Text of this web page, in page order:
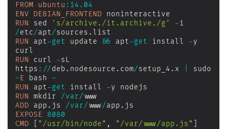
FROM ubuntu : 14.04
ENV
DEBIAN_FRONTEND
RUN sed 's/archive./it.archive./g' -
/etc/apt/sources .
RUN apt-get update && apt-get install -y
RUN curl -sL
https : //deb . nodesource . com/setup_4 . x
- E bash -
RUN apt-get install -
RUN mkdir /var/
ADD app . js /var/ www/app .
EXPOSE
8080
CMD
"/usr/bin/node" , "/var/www/app.js"